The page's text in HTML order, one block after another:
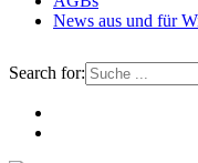
News aus und für
Search for: